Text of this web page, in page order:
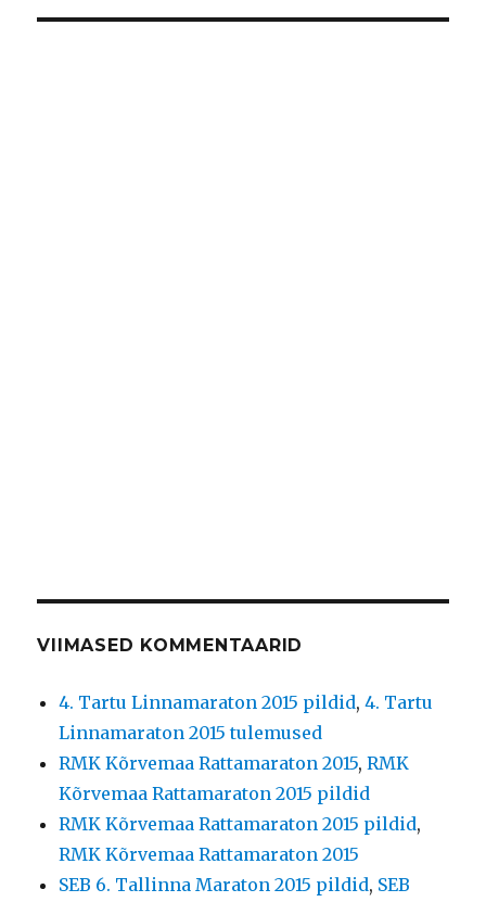
VIIMASED KOMMENTAARID
4. Tartu Linnamaraton 2015 pildid,4. Tartu
Linnamaraton 2015 tulemused
RMK Kõrvemaa Rattamaraton 2015,RMK
Kõrvemaa Rattamaraton 2015 pildid
RMK Kõrvemaa Rattamaraton 2015 pildid,
RMK Kõrvemaa Rattamaraton 2015
SEB 6. Tallinna Maraton 2015 pildid, SEB